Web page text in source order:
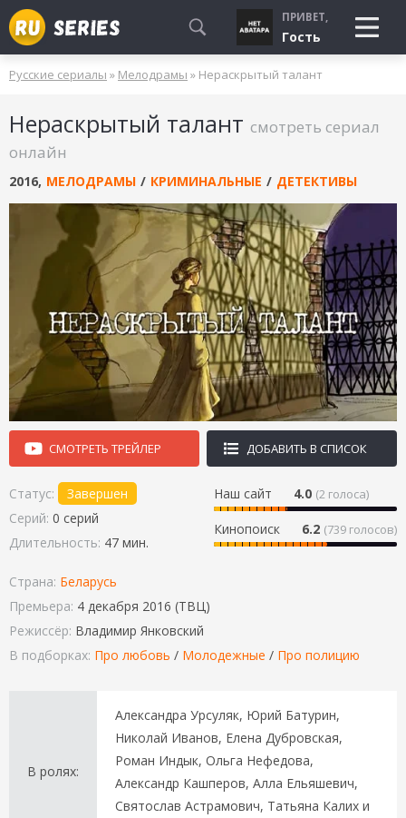
СМОТРЮ
БУДУ СМОТРЕТЬ
УЖЕ СМОТРЕЛ
ПРИВЕТ,
Гость
Русские сериалы » Мелодрамы » Нераскрытый талант
Нераскрытый талант смотреть сериал
онлайн
2016, МЕЛОДРАМЫ / КРИМИНАЛЬНЫЕ / ДЕТЕКТИВЫ
СМОТРЕТЬ ТРЕЙЛЕР ДОБАВИТЬ В СПИСОК
Наш сайт 4.0 (2 голоса)
Кинопоиск 6.2 (739 голосов)
Статус:
Завершен
Серий: 0 серий
Длительность: 47 мин.
Страна: Беларусь
Премьера: 4 декабря 2016 (ТВЦ)
Режиссёр: Владимир Янковский
В подборках: Про любовь / Молодежные / Про полицию
В ролях:
Александра Урсуляк, Юрий Батурин,
Николай Иванов, Елена Дубровская,
Роман Индык, Ольга Нефедова,
Александр Кашперов, Алла Ельяшевич,
Святослав Астрамович, Татьяна Калих и